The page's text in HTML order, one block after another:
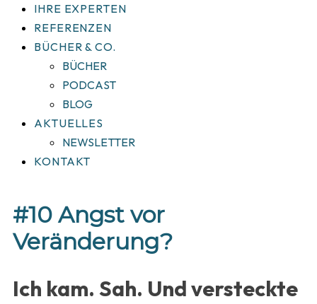
IHRE EXPERTEN
REFERENZEN
BÜCHER & CO.
BÜCHER
PODCAST
BLOG
AKTUELLES
NEWSLETTER
KONTAKT
#10 Angst vor
Veränderung?
Ich kam. Sah. Und versteckte